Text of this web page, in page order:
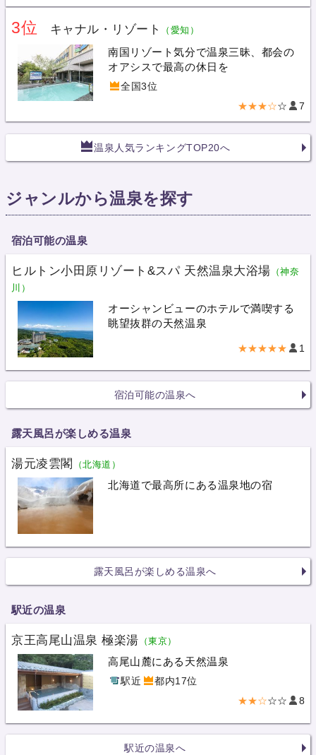
3位 キャナル・リゾート （愛知）
南国リゾート気分で温泉三昧、都会の
オアシスで最高の休日を
全国3位
★★★☆☆ 7
温泉人気ランキングTOP20へ
ジャンルから温泉を探す
宿泊可能の温泉
ヒルトン小田原リゾート&スパ 天然温泉大浴場 （神奈
川）
オーシャンビューのホテルで満喫する
眺望抜群の天然温泉
★★★★★ 1
宿泊可能の温泉へ
露天風呂が楽しめる温泉
湯元凌雲閣 （北海道）
北海道で最高所にある温泉地の宿
露天風呂が楽しめる温泉へ
駅近の温泉
京王高尾山温泉 極楽湯 （東京）
高尾山麓にある天然温泉
駅近 都内17位
★★☆☆☆ 8
駅近の温泉へ